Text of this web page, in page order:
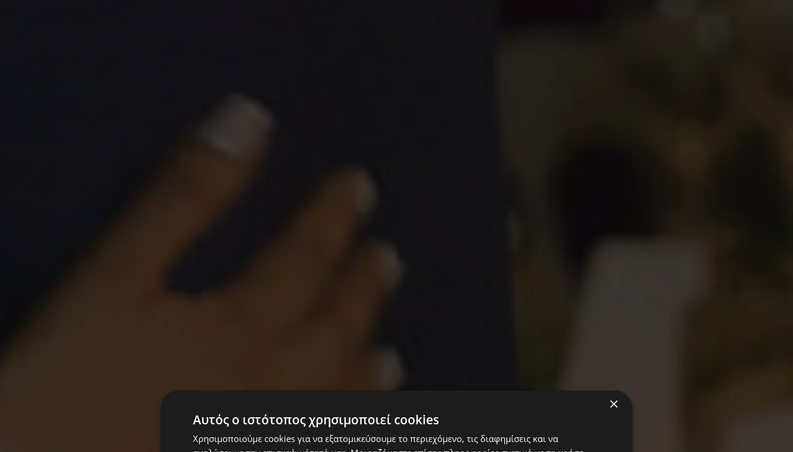
×
Αυτός ο ιστότοπος χρησιμοποιεί cookies
Χρησιμοποιούμε cookies για να εξατομικεύσουμε το περιεχόμενο, τις διαφημίσεις και να